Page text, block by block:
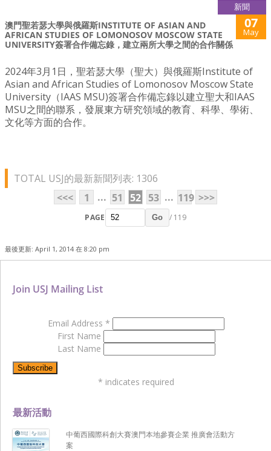
新聞
澳門聖若瑟大學與俄羅斯INSTITUTE OF ASIAN AND
AFRICAN STUDIES OF LOMONOSOV MOSCOW STATE
UNIVERSITY簽署合作備忘錄，建立兩所大學之間的合作關係
07
May
2024年3月1日，聖若瑟大學（聖大）與俄羅斯Institute of
Asian and African Studies of Lomonosov Moscow State
University（IAAS MSU)簽署合作備忘錄以建立聖大和IAAS
MSU之間的聯系，發展東方研究領域的教育、科學、學術、
文化等方面的合作。
TOTAL USJ的最新新聞列表: 1306
<<<
1 ... 51 52 53 ... 119 >>>
PAGE Go / 119
最後更新: April 1, 2014 在 8:20 pm
最新活動
中葡西國際科創大賽澳門本地參賽企業 推廣會活動方
案
Join USJ Mailing List
Email Address *
First Name
Last Name
* indicates required